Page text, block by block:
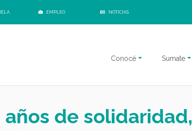
EMPLEO NOTICIAS
Conocé Sumate
de solidaridad,